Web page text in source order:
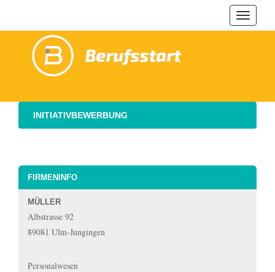
ein-/
INITIATIVBEWERBUNG
FIRMENINFO
MÜLLER
Albstrasse 92
89081 Ulm-Jungingen
Personalwesen